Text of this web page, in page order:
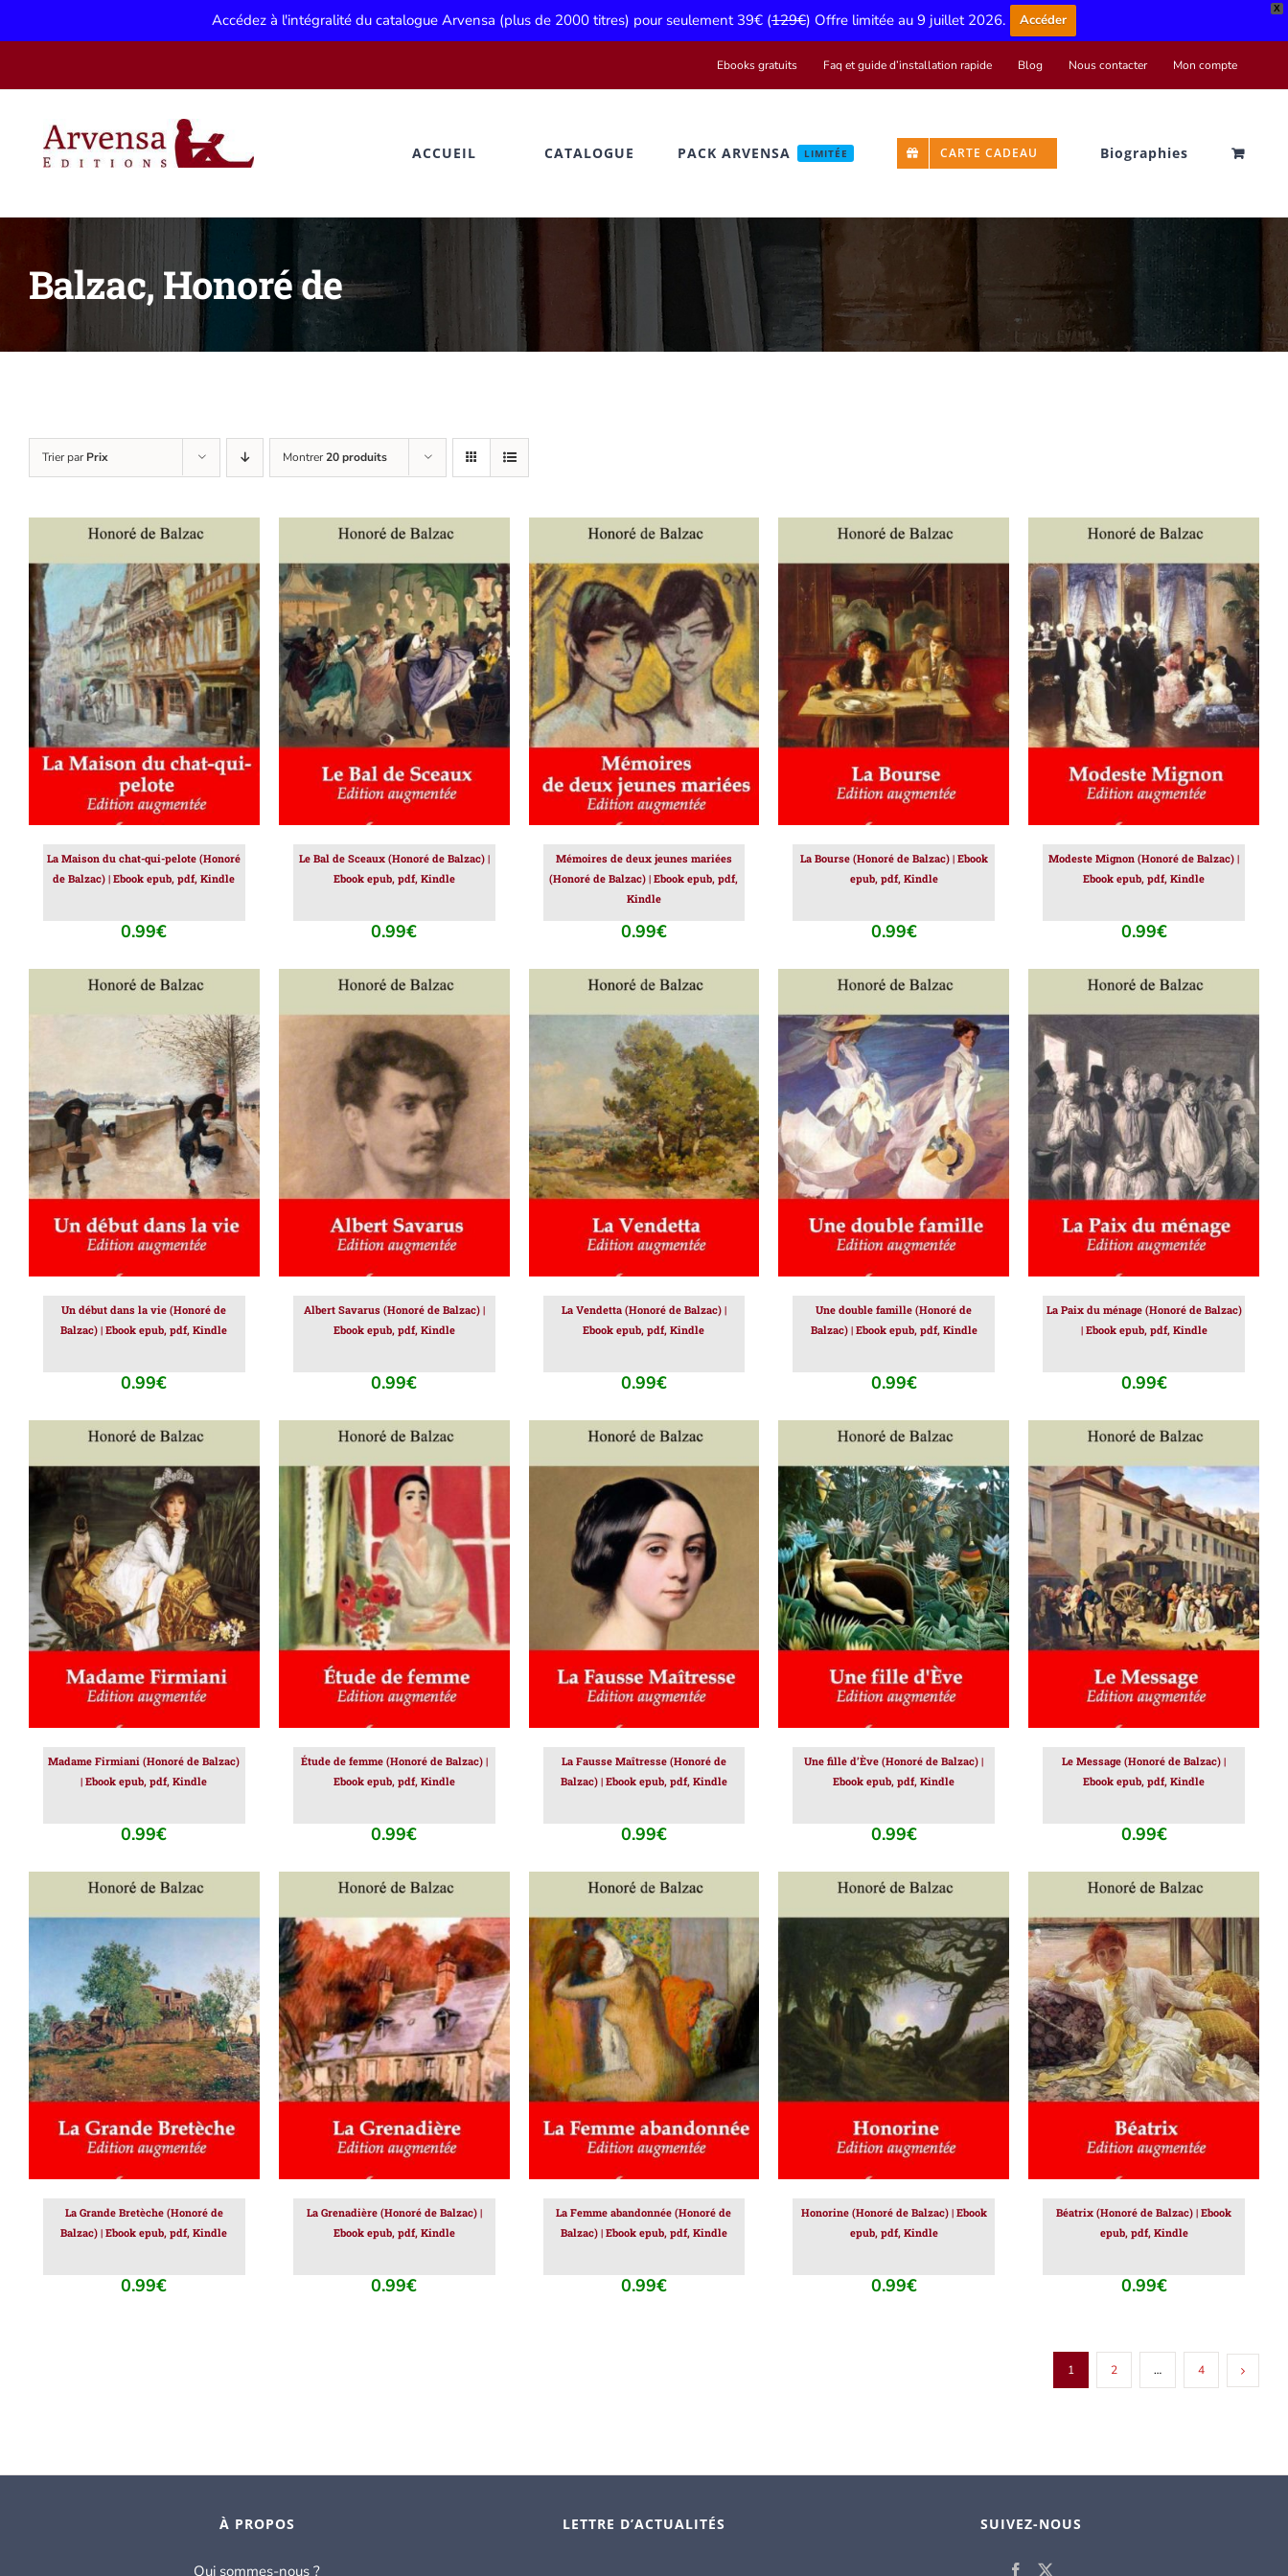
X
Accédez à l'intégralité du catalogue Arvensa (plus de 2000 titres) pour seulement 39€ (129€) Offre limitée au 9 juillet 2026. Accéder
contenu
Ebooks gratuits Faq et guide d’installation rapide Blog Nous contacter Mon compte
ACCUEIL CATALOGUE PACK ARVENSA LIMITÉE CARTE CADEAU Biographies
Balzac, Honoré de
Trier parPrix Montrer20 produits
AJOUTER AU PANIER
/
DÉTAILS
La Maison du chat-qui-pelote (Honoré
de Balzac) | Ebook epub, pdf, Kindle
0.99€
AJOUTER AU PANIER
/
DÉTAILS
Le Bal de Sceaux (Honoré de Balzac) |
Ebook epub, pdf, Kindle
0.99€
AJOUTER AU PANIER
/
DÉTAILS
Mémoires de deux jeunes mariées
(Honoré de Balzac) | Ebook epub, pdf,
Kindle
0.99€
AJOUTER AU PANIER
/
DÉTAILS
La Bourse (Honoré de Balzac) | Ebook
epub, pdf, Kindle
0.99€
AJOUTER AU PANIER
/
DÉTAILS
Modeste Mignon (Honoré de Balzac) |
Ebook epub, pdf, Kindle
0.99€
AJOUTER AU PANIER
/
DÉTAILS
Un début dans la vie (Honoré de
Balzac) | Ebook epub, pdf, Kindle
0.99€
AJOUTER AU PANIER
DÉTAILS
Albert Savarus (Honoré de Balzac) |
Ebook epub, pdf, Kindle
0.99€
AJOUTER AU PANIER
/
DÉTAILS
La Vendetta (Honoré de Balzac) |
Ebook epub, pdf, Kindle
0.99€
AJOUTER AU PANIER
/
DÉTAILS
Une double famille (Honoré de
Balzac) | Ebook epub, pdf, Kindle
0.99€
AJOUTER AU PANIER
/
DÉTAILS
La Paix du ménage (Honoré de Balzac)
| Ebook epub, pdf, Kindle
0.99€
AJOUTER AU PANIER
/
DÉTAILS
Madame Firmiani (Honoré de Balzac)
| Ebook epub, pdf, Kindle
0.99€
AJOUTER AU PANIER
/
DÉTAILS
Étude de femme (Honoré de Balzac) |
Ebook epub, pdf, Kindle
0.99€
AJOUTER AU PANIER
DÉTAILS
La Fausse Maîtresse (Honoré de
Balzac) | Ebook epub, pdf, Kindle
0.99€
AJOUTER AU PANIER
/
DÉTAILS
Une fille d’Ève (Honoré de Balzac) |
Ebook epub, pdf, Kindle
0.99€
AJOUTER AU PANIER
/
DÉTAILS
Le Message (Honoré de Balzac) |
Ebook epub, pdf, Kindle
0.99€
AJOUTER AU PANIER
/
DÉTAILS
La Grande Bretèche (Honoré de
Balzac) | Ebook epub, pdf, Kindle
0.99€
AJOUTER AU PANIER
/
DÉTAILS
La Grenadière (Honoré de Balzac) |
Ebook epub, pdf, Kindle
0.99€
AJOUTER AU PANIER
/
DÉTAILS
La Femme abandonnée (Honoré de
Balzac) | Ebook epub, pdf, Kindle
0.99€
AJOUTER AU PANIER
DÉTAILS
Honorine (Honoré de Balzac) | Ebook
epub, pdf, Kindle
0.99€
AJOUTER AU PANIER
/
DÉTAILS
Béatrix (Honoré de Balzac) | Ebook
epub, pdf, Kindle
0.99€
1 2 … 4
À PROPOS
Qui sommes-nous ?
LETTRE D’ACTUALITÉS SUIVEZ-NOUS